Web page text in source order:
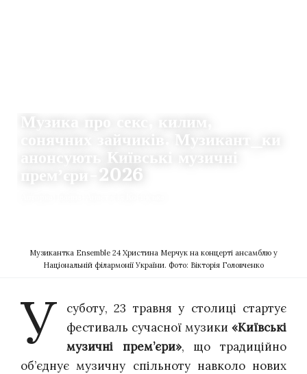
Музика про секс, килим,
сонячних зайчиків. Музикант_ки
анонсують Київські музичні
премʼєри-2026
Музикантка Ensemble 24 Христина Мерчук на концерті ансамблю у
Національній філармонії України. Фото: Вікторія Головченко
У
суботу, 23 травня у столиці стартує
фестиваль сучасної музики «Київські
музичні прем’єри», що традиційно
об’єднує музичну спільноту навколо нових